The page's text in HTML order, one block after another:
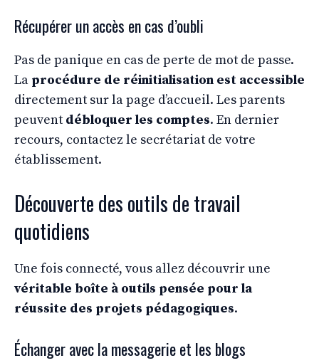
Récupérer un accès en cas d’oubli
Pas de panique en cas de perte de mot de passe.
La procédure de réinitialisation est accessible
directement sur la page d’accueil. Les parents
peuvent débloquer les comptes. En dernier
recours, contactez le secrétariat de votre
établissement.
Découverte des outils de travail
quotidiens
Une fois connecté, vous allez découvrir une
véritable boîte à outils pensée pour la
réussite des projets pédagogiques.
Échanger avec la messagerie et les blogs